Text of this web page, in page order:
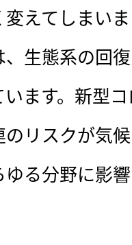
えてしまい
生態系の回
ます。新型
リスクが気
る分野に影